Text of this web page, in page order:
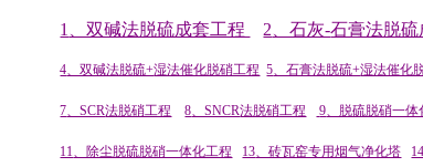
1 、双碱法脱硫成套工程 2 、石灰-石膏法脱硫
4、双碱法脱硫+湿法催化脱硝工程 5、石膏法脱硫+湿法催化
7、SCR法脱硝工程 8、SNCR法脱硝工程 9、脱硫脱硝一体
11、除尘脱硫脱硝一体化工程 13、砖瓦窑专用烟气净化塔 14